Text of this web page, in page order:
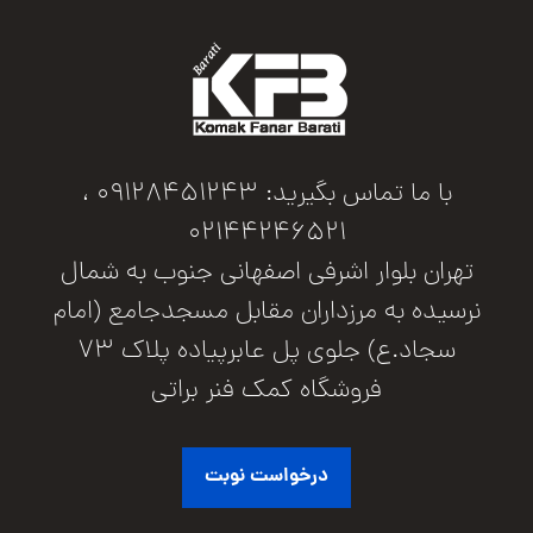
با ما تماس بگیرید: 09128451243 ،
02144246521
تهران بلوار اشرفی اصفهانی جنوب به شمال
نرسیده به مرزداران مقابل مسجدجامع (امام
سجاد.ع) جلوی پل عابرپیاده پلاک 73
فروشگاه کمک فنر براتی
درخواست نوبت